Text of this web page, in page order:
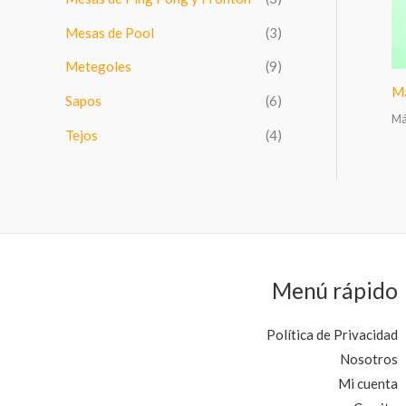
Mesas de Pool (3)
Metegoles (9)
Sapos (6)
Tejos (4)
Menú rápido
Política de Privacidad
Nosotros
Mi cuenta